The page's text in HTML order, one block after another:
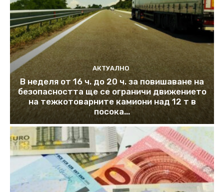
АКТУАЛНО
В неделя от 16 ч. до 20 ч. за повишаване на
безопасността ще се ограничи движението
на тежкотоварните камиони над 12 т в
посока...